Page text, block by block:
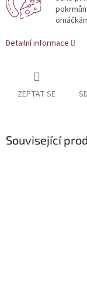
Detailní informace
ZEPTAT SE
Související